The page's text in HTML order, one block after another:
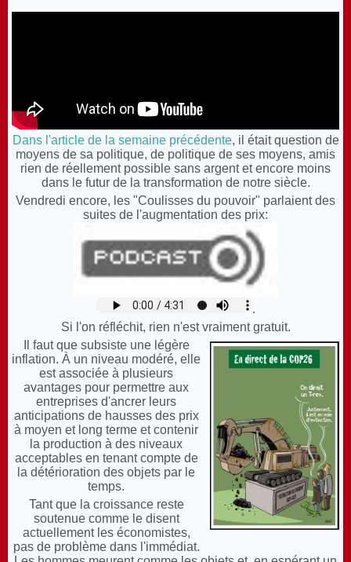
Dans l'article de la semaine précédente, il était question de
moyens de sa politique, de politique de ses moyens, amis
rien de réellement possible sans argent et encore moins
dans le futur de la transformation de notre siècle.
Vendredi encore, les "Coulisses du pouvoir" parlaient des
suites de l'augmentation des prix:
.
Si l'on réfléchit, rien n'est vraiment gratuit.
Il faut que subsiste une légère
inflation. À un niveau modéré, elle
est associée à plusieurs
avantages pour permettre aux
entreprises d'ancrer leurs
anticipations de hausses des prix
à moyen et long terme et contenir
la production à des niveaux
acceptables en tenant compte de
la détérioration des objets par le
temps.
Tant que la croissance reste
soutenue comme le disent
actuellement les économistes,
pas de problème dans l'immédiat.